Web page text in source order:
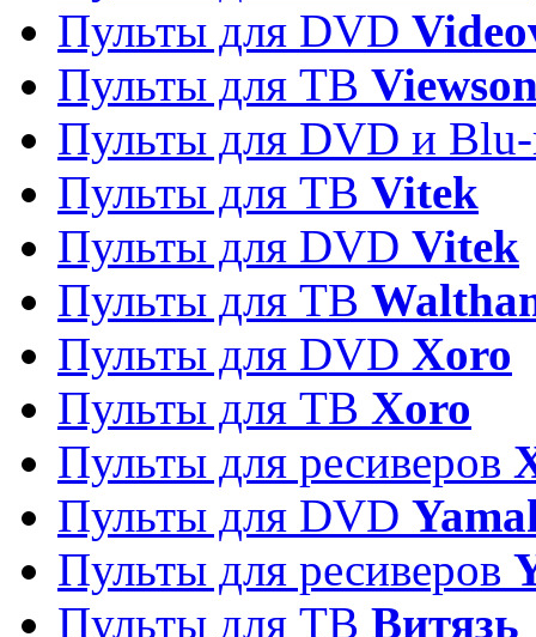
Пульты для DVD
Пульты для ТВ
Пульты для DVD и
Пульты для ТВ Vitek
Пульты для DVD Vitek
Пульты для ТВ
Пульты для DVD Xoro
Пульты для ТВ Xoro
Пульты для ресиверов
Пульты для DVD
Пульты для ресиверов
Пульты для ТВ Витязь